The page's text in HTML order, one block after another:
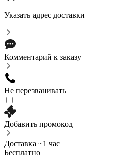
Указать адрес доставки
Комментарий к заказу
Не перезванивать
Добавить промокод
Доставка ~1 час
Бесплатно